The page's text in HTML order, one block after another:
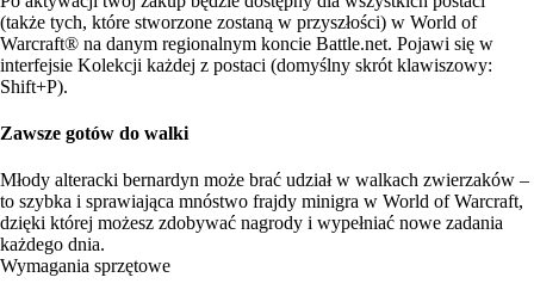
(także tych, które stworzone zostaną w przyszłości) w World of
Warcraft® na danym regionalnym koncie Battle.net. Pojawi się w
interfejsie Kolekcji każdej z postaci (domyślny skrót klawiszowy:
Shift+P).
Zawsze gotów do walki
Młody alteracki bernardyn może brać udział w walkach zwierzaków –
to szybka i sprawiająca mnóstwo frajdy minigra w World of Warcraft,
dzięki której możesz zdobywać nagrody i wypełniać nowe zadania
każdego dnia.
Wymagania sprzętowe